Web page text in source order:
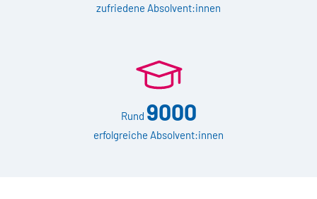
zufriedene Absolvent:innen
Rund 9000
erfolgreiche Absolvent:innen